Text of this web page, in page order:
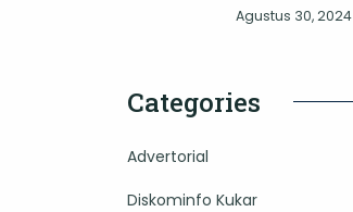
Agustus 30, 2024
Categories
Advertorial
Diskominfo Kukar